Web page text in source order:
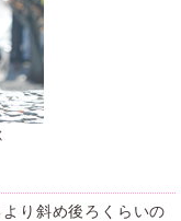
り斜め後ろくらいの